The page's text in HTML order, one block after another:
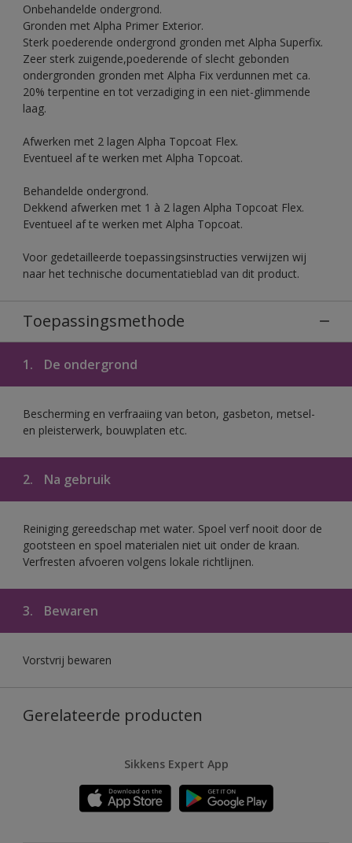
Onbehandelde ondergrond.
Gronden met Alpha Primer Exterior.
Sterk poederende ondergrond gronden met Alpha Superfix.
Zeer sterk zuigende,poederende of slecht gebonden
ondergronden gronden met Alpha Fix verdunnen met ca.
20% terpentine en tot verzadiging in een niet-glimmende
laag.
Afwerken met 2 lagen Alpha Topcoat Flex.
Eventueel af te werken met Alpha Topcoat.
Behandelde ondergrond.
Dekkend afwerken met 1 à 2 lagen Alpha Topcoat Flex.
Eventueel af te werken met Alpha Topcoat.
Voor gedetailleerde toepassingsinstructies verwijzen wij
naar het technische documentatieblad van dit product.
Toepassingsmethode
1. De ondergrond
Bescherming en verfraaiing van beton, gasbeton, metsel-
en pleisterwerk, bouwplaten etc.
2. Na gebruik
Reiniging gereedschap met water. Spoel verf nooit door de
gootsteen en spoel materialen niet uit onder de kraan.
Verfresten afvoeren volgens lokale richtlijnen.
3. Bewaren
Vorstvrij bewaren
Gerelateerde producten
Sikkens Expert App